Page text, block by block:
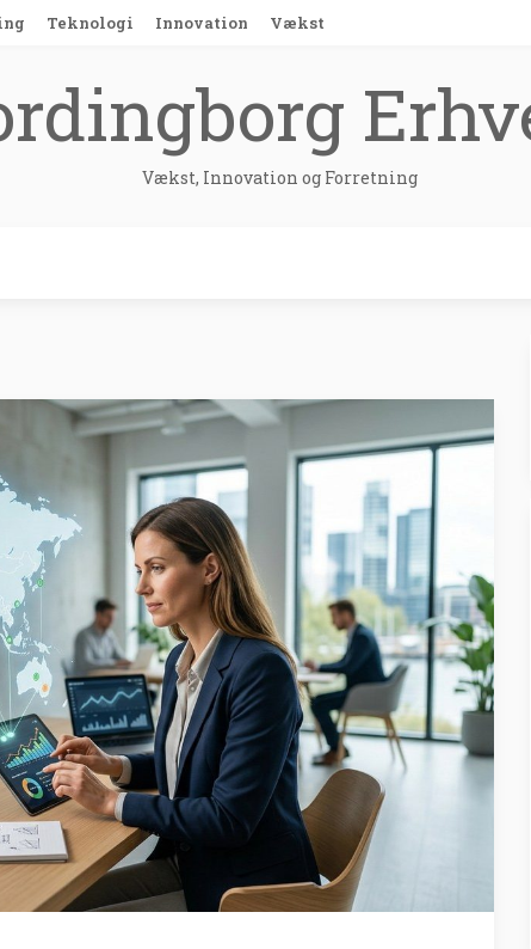
Teknologi Innovation Vækst
Vækst, Innovation og Forretning